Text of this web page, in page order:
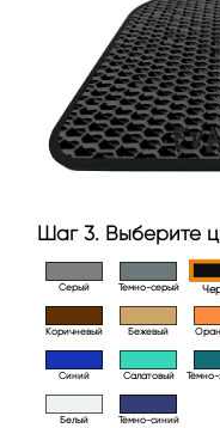
Шаг 3. Выберите
Серый Темно-серый
Коричневый Бежевый
Синий Салатовый
Белый Тёмно-синий